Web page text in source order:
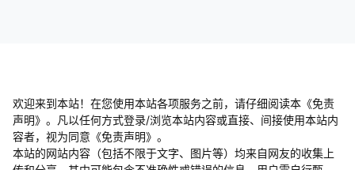
欢迎来到本站！在您使用本站各项服务之前，请仔细阅读本《免责
声明》。凡以任何方式登录/浏览本站内容或直接、间接使用本站内
容者，视为同意《免责声明》。
本站的网站内容（包括不限于文字、图片等）均来自网友的收集上